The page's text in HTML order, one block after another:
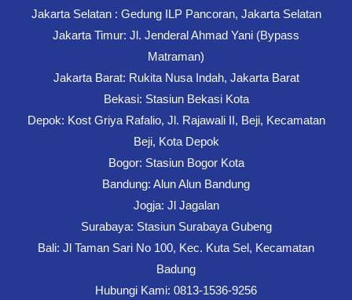
Jakarta Selatan : Gedung ILP Pancoran, Jakarta Selatan
Jakarta Timur: Jl. Jenderal Ahmad Yani (Bypass
Matraman)
Jakarta Barat: Rukita Nusa Indah, Jakarta Barat
Bekasi: Stasiun Bekasi Kota
Depok: Kost Griya Rafalio, Jl. Rajawali II, Beji, Kecamatan
Beji, Kota Depok
Bogor: Stasiun Bogor Kota
Bandung: Alun Alun Bandung
Jogja: Jl Jagalan
Surabaya: Stasiun Surabaya Gubeng
Bali: Jl Taman Sari No 100, Kec. Kuta Sel, Kecamatan
Badung
Hubungi Kami: 0813-1536-9256